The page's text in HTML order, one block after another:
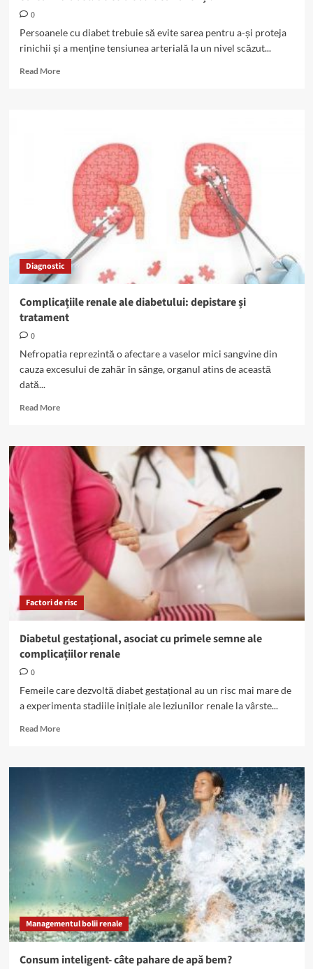
0
Persoanele cu diabet trebuie să evite sarea pentru a-și proteja
rinichii și a menține tensiunea arterială la un nivel scăzut...
Read MoreRead
trebuie
feriți?
Diagnostic
Complicațiile renale ale diabetului: depistare și
tratament
0
Nefropatia reprezintă o afectare a vaselor mici sangvine din
cauza excesului de zahăr în sânge, organul atins de această
dată...
Read MoreRead
Complicațiile
renale
diabetului:
tratament
Factori de risc
Diabetul gestațional, asociat cu primele semne ale
complicațiilor renale
0
Femeile care dezvoltă diabet gestațional au un risc mai mare de
a experimenta stadiile inițiale ale leziunilor renale la vârste...
Read MoreRead
Diabetul
semne
ale
complicațiilor
renale
Managementul bolii renale
Consum inteligent- câte pahare de apă bem?